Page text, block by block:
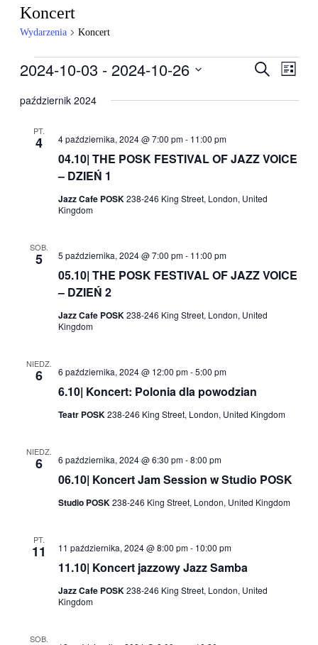
Koncert
Wydarzenia Koncert
Wydarzenia
po
widokach
Szukaj
Lista
2024-10-03 - 2024-10-26
datę.
październik 2024
PT.
4
04.10| THE POSK FESTIVAL OF JAZZ VOICE
– DZIEŃ 1
4 października, 2024 @ 7:00 pm- 11:00 pm
Jazz Cafe POSK238-246 King Street, London, United
Kingdom
SOB.
5
05.10| THE POSK FESTIVAL OF JAZZ VOICE
– DZIEŃ 2
5 października, 2024 @ 7:00 pm- 11:00 pm
Jazz Cafe POSK238-246 King Street, London, United
Kingdom
NIEDZ.
6
6.10| Koncert: Polonia dla powodzian
6 października, 2024 @ 12:00 pm-5:00 pm
Teatr POSK238-246 King Street, London, United Kingdom
NIEDZ.
6
06.10| Koncert Jam Session w Studio POSK
6 października, 2024 @ 6:30 pm-8:00 pm
Studio POSK238-246 King Street, London, United Kingdom
PT.
11
11.10| Koncert jazzowy Jazz Samba
11 października, 2024 @ 8:00 pm- 10:00 pm
Jazz Cafe POSK238-246 King Street, London, United
Kingdom
SOB.